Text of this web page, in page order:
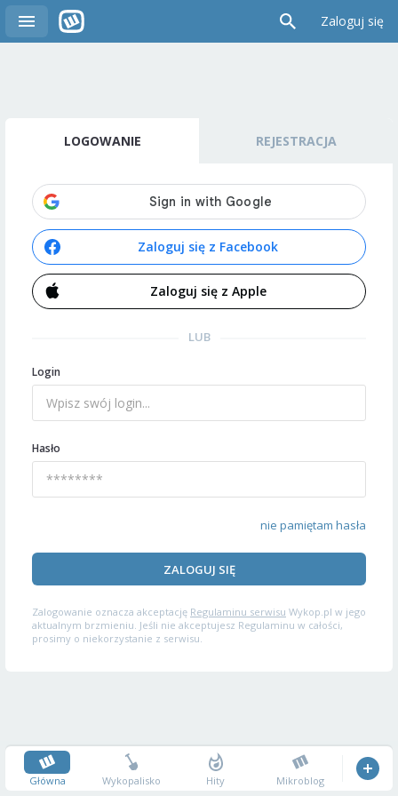
Zaloguj się
LOGOWANIE REJESTRACJA
Zaloguj się z Facebook
Zaloguj się z Apple
LUB
Login
Hasło
nie pamiętam hasła
ZALOGUJ SIĘ
Zalogowanie oznacza akceptację Regulaminu serwisu Wykop.pl w jego
aktualnym brzmieniu. Jeśli nie akceptujesz Regulaminu w całości,
prosimy o niekorzystanie z serwisu.
Główna Wykopalisko Hity Mikroblog